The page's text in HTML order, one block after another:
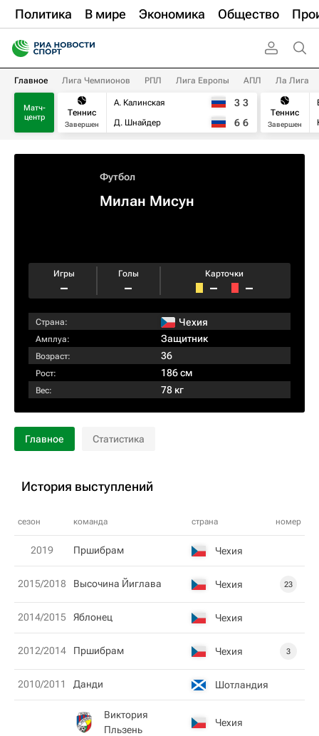
Политика В мире Экономика Общество
Главное Лига Чемпионов РПЛ Лига Европы АПЛ Ла Лига
Матч-
центр
Теннис
Завершен
А. Калинская
Д. Шнайдер
3 3
6 6
Теннис
Завершен
Футбол
Милан Мисун
Игры
–
Голы
–
Карточки
– –
Страна: Чехия
Амплуа: Защитник
Возраст: 36
Рост: 186 см
Вес: 78 кг
Главное Статистика
История выступлений
сезон команда страна номер
2019 Пршибрам Чехия
2015/2018 Высочина Йиглава Чехия 23
2014/2015 Яблонец Чехия
2012/2014 Пршибрам Чехия 3
2010/2011 Данди Шотландия
Виктория
Пльзень
Чехия